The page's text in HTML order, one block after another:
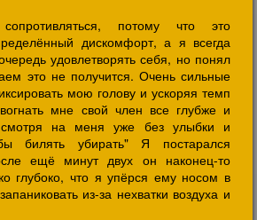
потому что это
дискомфорт, а я всегда
удовлетворять себя, но понял
это не получится. Очень сильные
мою голову и ускоряя темп
мне свой член все глубже и
на меня уже без улыбки и
билять убирать" Я постарался
ещё минут двух он наконец-то
глубоко, что я упёрся ему носом в
из-за нехватки воздуха и